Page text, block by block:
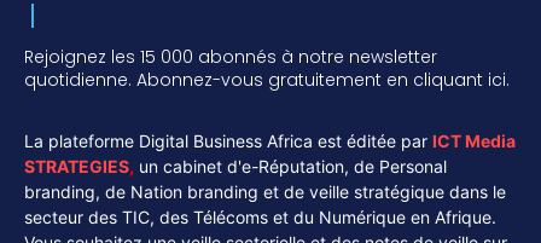
Rejoignez les 15 000 abonnés à notre newsletter
quotidienne. Abonnez-vous gratuitement en cliquant ici.
La plateforme Digital Business Africa est éditée par ICT Media
STRATEGIES, un cabinet d'e-Réputation, de Personal
branding, de Nation branding et de veille stratégique dans le
secteur des TIC, des Télécoms et du Numérique en Afrique.